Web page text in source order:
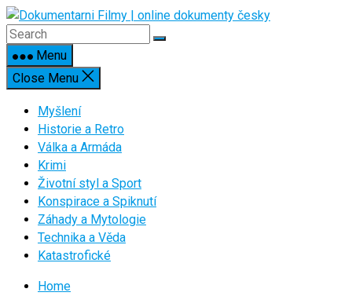
Skip
to
contentMenu
Close Menu
Myšlení
Historie a Retro
Válka a Armáda
Krimi
Životní styl a Sport
Konspirace a Spiknutí
Záhady a Mytologie
Technika a Věda
Katastrofické
Home